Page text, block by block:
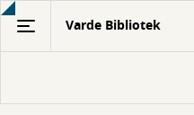
Gå
hovedindhold
Varde Bibliotek